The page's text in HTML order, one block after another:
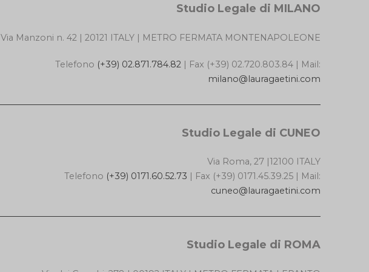
Studio Legale di MILANO
Via Manzoni n. 42 | 20121 ITALY | METRO FERMATA MONTENAPOLEONE
Telefono (+39) 02.871.784.82 | Fax (+39) 02.720.803.84 | Mail:
milano@lauragaetini.com
Studio Legale di CUNEO
Via Roma, 27 |12100 ITALY
Telefono (+39) 0171.60.52.73 | Fax (+39) 0171.45.39.25 | Mail:
cuneo@lauragaetini.com
Studio Legale di ROMA